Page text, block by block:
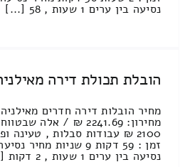
נסיעה בין ערים 1 שעות , 58 [...]
הובלת תכולת דירה
מחיר הובלות דירה חדרים
נסיעה בין ערים 1 שעות , 2 דקות [...]